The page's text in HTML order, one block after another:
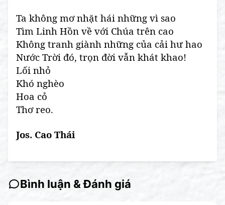
Ta không mơ nhặt hái những vì sao
Tìm Linh Hồn về với Chúa trên cao
Không tranh giành những của cải hư hao
Nước Trời đó, trọn đời vẫn khát khao!
Lối nhỏ
Khó nghèo
Hoa cỏ
Thơ reo.
Jos. Cao Thái
Bình luận & Đánh giá